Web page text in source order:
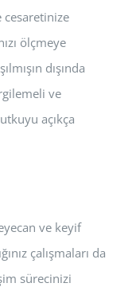
ölçmeye
dışında
ve
açıkça
ve keyif
çalışmaları da
sürecinizi